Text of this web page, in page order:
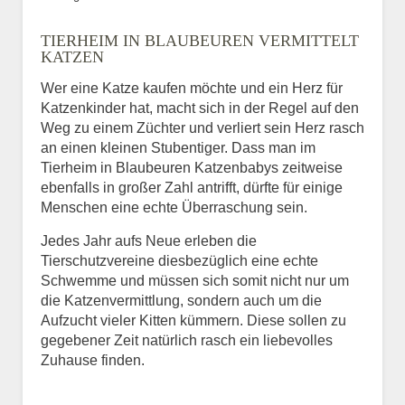
BILD HOCHLADEN
Vermisst seit
Ort des Verschwindens
TIERHEIM IN BLAUBEUREN VERMITTELT
KATZEN
Wer eine Katze kaufen möchte und ein Herz für
Katzenkinder hat, macht sich in der Regel auf den
Weg zu einem Züchter und verliert sein Herz rasch
an einen kleinen Stubentiger. Dass man im
Tierheim in Blaubeuren Katzenbabys zeitweise
ebenfalls in großer Zahl antrifft, dürfte für einige
Menschen eine echte Überraschung sein.
Jedes Jahr aufs Neue erleben die
Tierschutzvereine diesbezüglich eine echte
Schwemme und müssen sich somit nicht nur um
die Katzenvermittlung, sondern auch um die
Aufzucht vieler Kitten kümmern. Diese sollen zu
gegebener Zeit natürlich rasch ein liebevolles
Zuhause finden.